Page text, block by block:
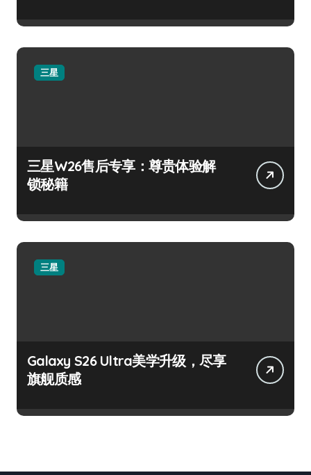
三星
三星W26售后专享：尊贵体验解
锁秘籍
三星
Galaxy S26 Ultra美学升级，尽享
旗舰质感